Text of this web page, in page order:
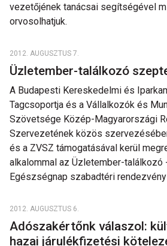
vezetőjének tanácsai segítségével
orvosolhatjuk.
2012. AUGUSZTUS 7.
Üzletember-találkozó
A Budapesti Kereskedelmi és
Tagcsoportja és a Vállalkozók és
Szövetsége Közép-Magyarországi
Szervezetének közös
és a ZVSZ támogatásával kerül
alkalommal az Üzletember-találkozó
Egészségnap szabadtéri
2012. AUGUSZTUS 6.
Adószakértőnk válaszol:
hazai járulékfizetési